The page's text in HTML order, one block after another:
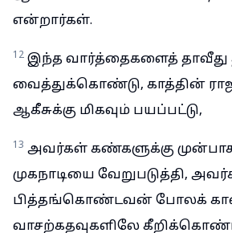
என்றார்கள்.
12 இந்த வார்த்தைகளைத்
வைத்துக்கொண்டு, காத்தின்
ஆகீசுக்கு மிகவும் பயப்பட்டு,
13 அவர்கள் கண்களுக்கு
முகநாடியை வேறுபடுத்தி,
பித்தங்கொண்டவன் போலக்
வாசற்கதவுகளிலே